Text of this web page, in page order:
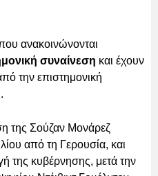
ανακοινώνονται
συναίνεση και έχουν
την επιστημονική
της Σούζαν Μονάρεζ
από τη Γερουσία, και
της κυβέρνησης, μετά την